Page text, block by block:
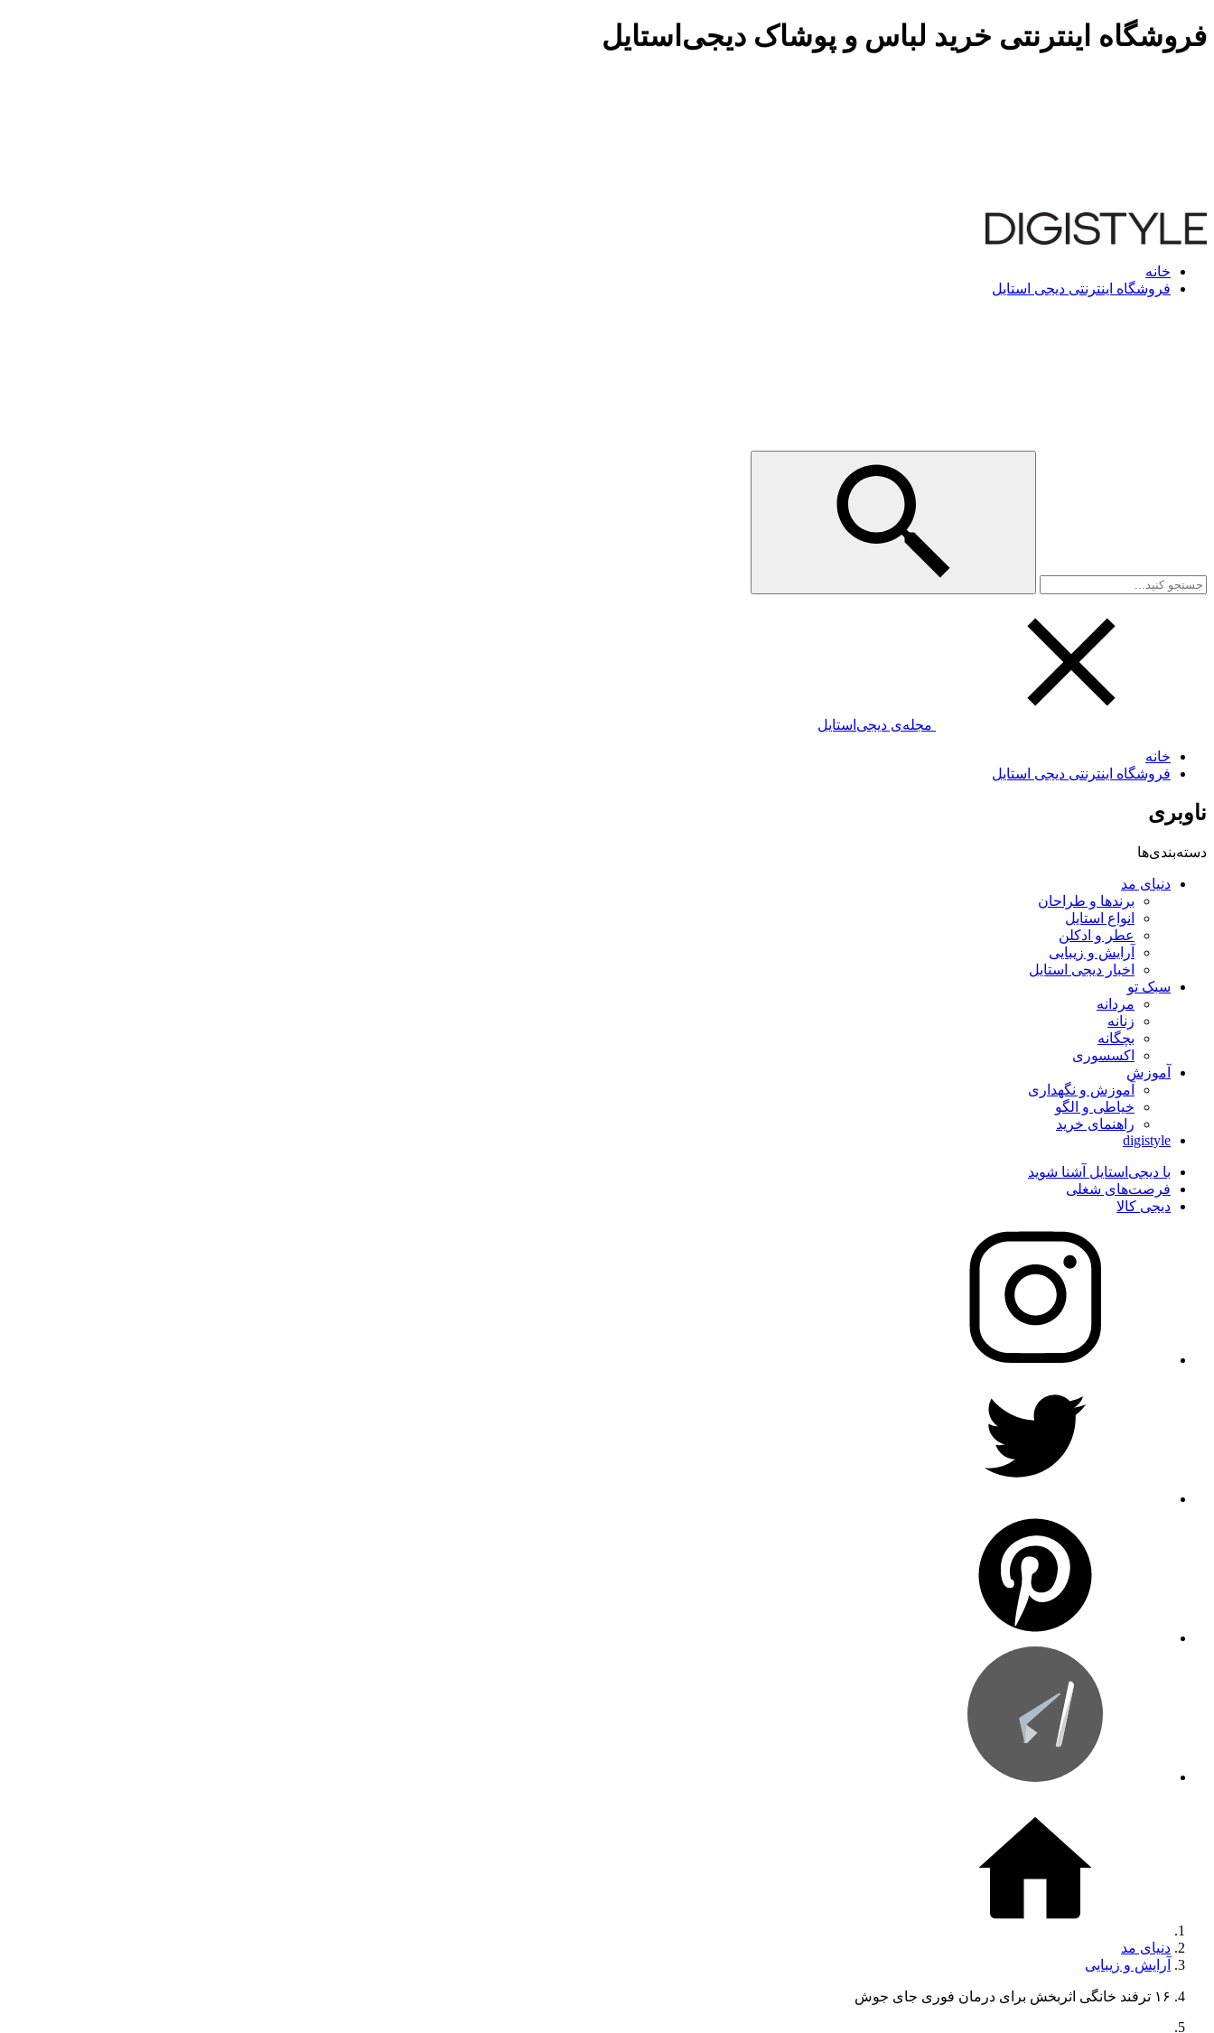
فروشگاه اینترنتی خرید لباس و پوشاک دیجی‌استایل
خانه
فروشگاه اینترنتی دیجی استایل
مجله‌ی دیجی‌استایل
خانه
فروشگاه اینترنتی دیجی استایل
ناوبری
دسته‌بندی‌ها
دنیای مد
برندها و طراحان
انواع استایل
عطر و ادکلن
آرایش و زیبایی
اخبار دیجی استایل
سبک تو
مردانه
زنانه
بچگانه
اکسسوری
آموزش
آموزش و نگهداری
خیاطی و الگو
راهنمای خرید
digistyle
با دیجی‌استایل آشنا شوید
فرصت‌های شغلی
دیجی کالا
دنیای مد
آرایش و زیبایی
۱۶ ترفند خانگی اثربخش برای درمان فوری جای جوش